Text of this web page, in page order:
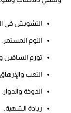
التشويش في
النوم المستمر.
تورم الساقين
التعب والإرهاق.
الدوخة والدوار.
زيادة الشهية.